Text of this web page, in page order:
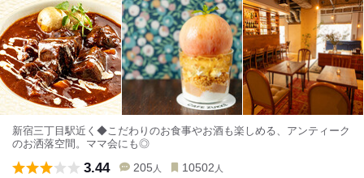
新宿三丁目駅近く◆こだわりのお食事やお酒も楽しめる、アンティーク
のお洒落空間。ママ会にも◎
3.44 205 人 10502 人